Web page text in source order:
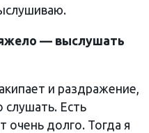
— выслушать
и раздражение,
Есть
очень долго. Тогда я